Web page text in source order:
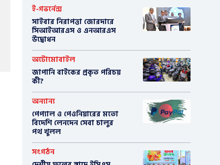
ই-গভর্নেন্স
সাইবার নিরাপত্তা জোরদারে
সিআইআরএস ও এনআরএস
উদ্বোধন
অটোমোবাইল
​জাপানি বাইকের প্রকৃত পরিচয়
কী?
অন্যান্য
পেপ্যাল ও পেওনিয়ারের মতো
বিদেশি লেনদেন সেবা চালুর
পথ খুলল
সংগঠন